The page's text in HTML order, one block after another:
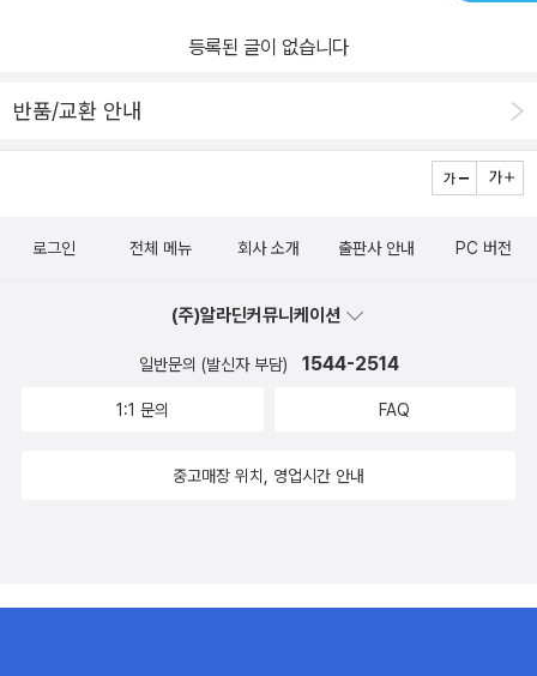
등록된 글이 없습니다
반품/교환 안내
로그인 전체 메뉴 회사 소개 출판사 안내 PC 버전
(주)알라딘커뮤니케이션
일반문의 (발신자 부담) 1544-2514
1:1 문의 FAQ
중고매장 위치, 영업시간 안내